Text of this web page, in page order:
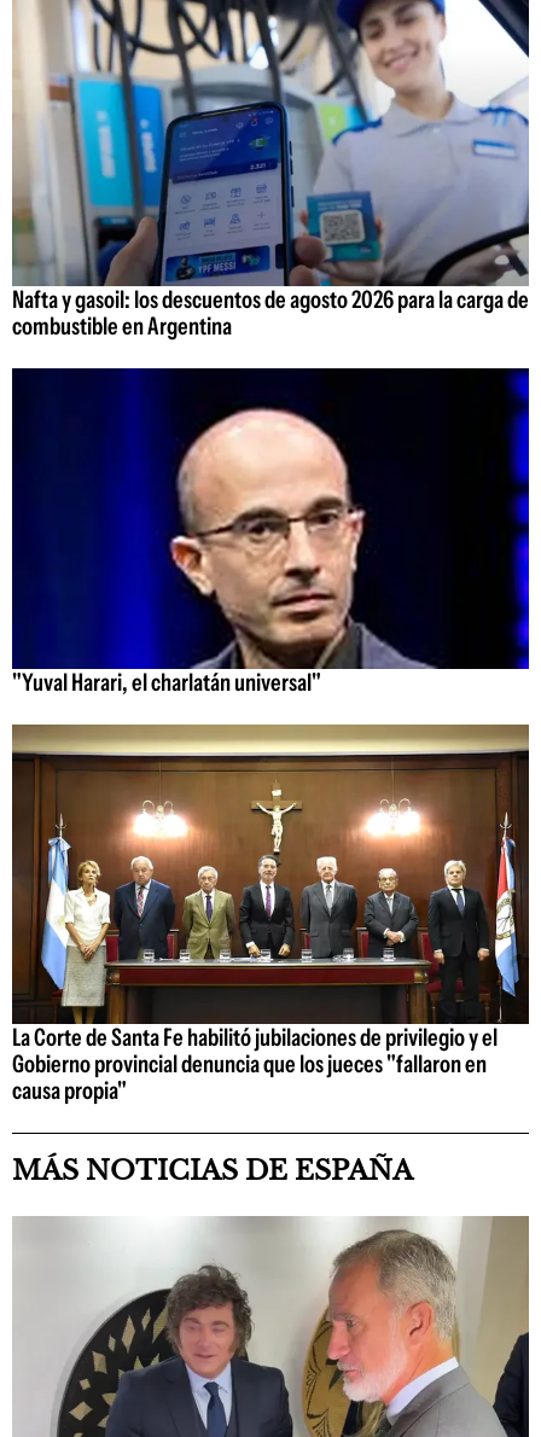
Nafta y gasoil: los descuentos de agosto 2026 para la carga de
combustible en Argentina
"Yuval Harari, el charlatán universal"
La Corte de Santa Fe habilitó jubilaciones de privilegio y el
Gobierno provincial denuncia que los jueces "fallaron en
causa propia"
MÁS NOTICIAS DE ESPAÑA